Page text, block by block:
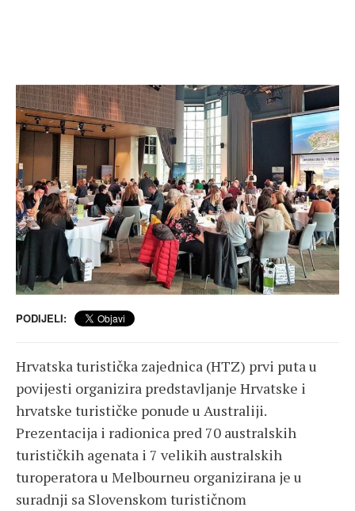
PODIJELI:
Hrvatska turistička zajednica (HTZ) prvi puta u
povijesti organizira predstavljanje Hrvatske i
hrvatske turističke ponude u Australiji.
Prezentacija i radionica pred 70 australskih
turističkih agenata i 7 velikih australskih
turoperatora u Melbourneu organizirana je u
suradnji sa Slovenskom turističnom